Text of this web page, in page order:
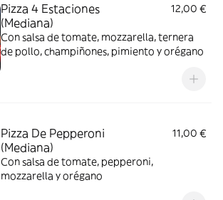
Pizza 4 Estaciones
(Mediana)
12,00 €
Con salsa de tomate, mozzarella, ternera
de pollo, champiñones, pimiento y orégano
Pizza De Pepperoni
(Mediana)
11,00 €
Con salsa de tomate, pepperoni,
mozzarella y orégano